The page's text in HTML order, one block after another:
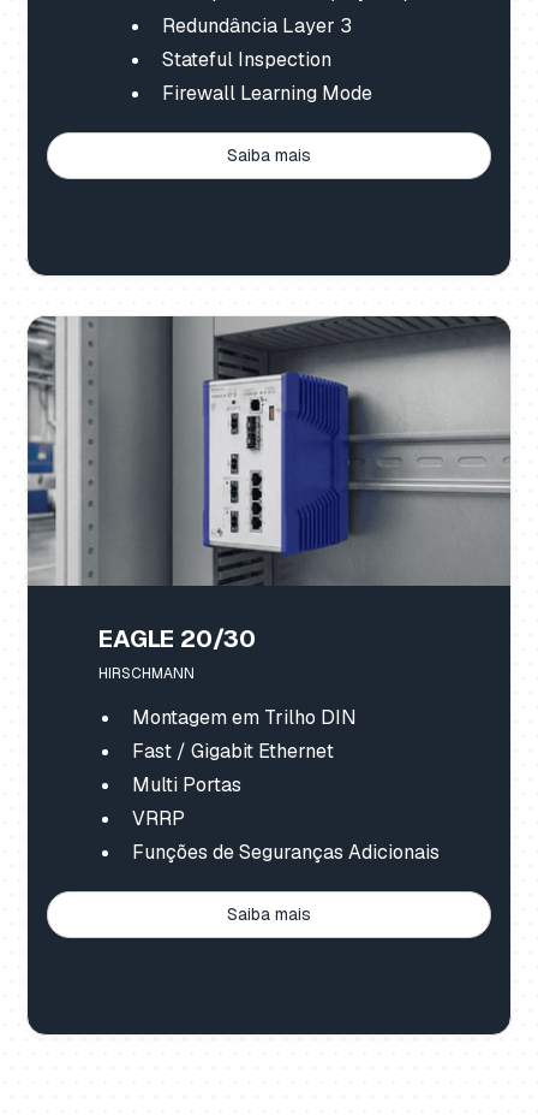
Redundância Layer 3
Stateful Inspection
Firewall Learning Mode
Saiba mais
EAGLE 20/30
HIRSCHMANN
Montagem em Trilho DIN
Fast / Gigabit Ethernet
Multi Portas
VRRP
Funções de Seguranças Adicionais
Saiba mais